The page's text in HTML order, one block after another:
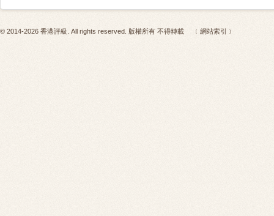
© 2014-2026 香港評級. All rights reserved. 版權所有 不得轉載 ﹝網站索引﹞